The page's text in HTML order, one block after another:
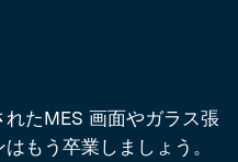
たMES 画面やガラス張
もう卒業しましょう。